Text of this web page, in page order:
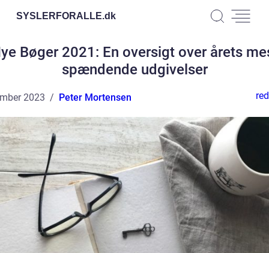
SYSLERFORALLE.dk
Bøger 2021: En oversigt over årets
spændende udgivelser
2023 Peter Mortensen